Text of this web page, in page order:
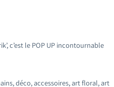
c’est le POP UP incontournable
déco, accessoires, art floral, art